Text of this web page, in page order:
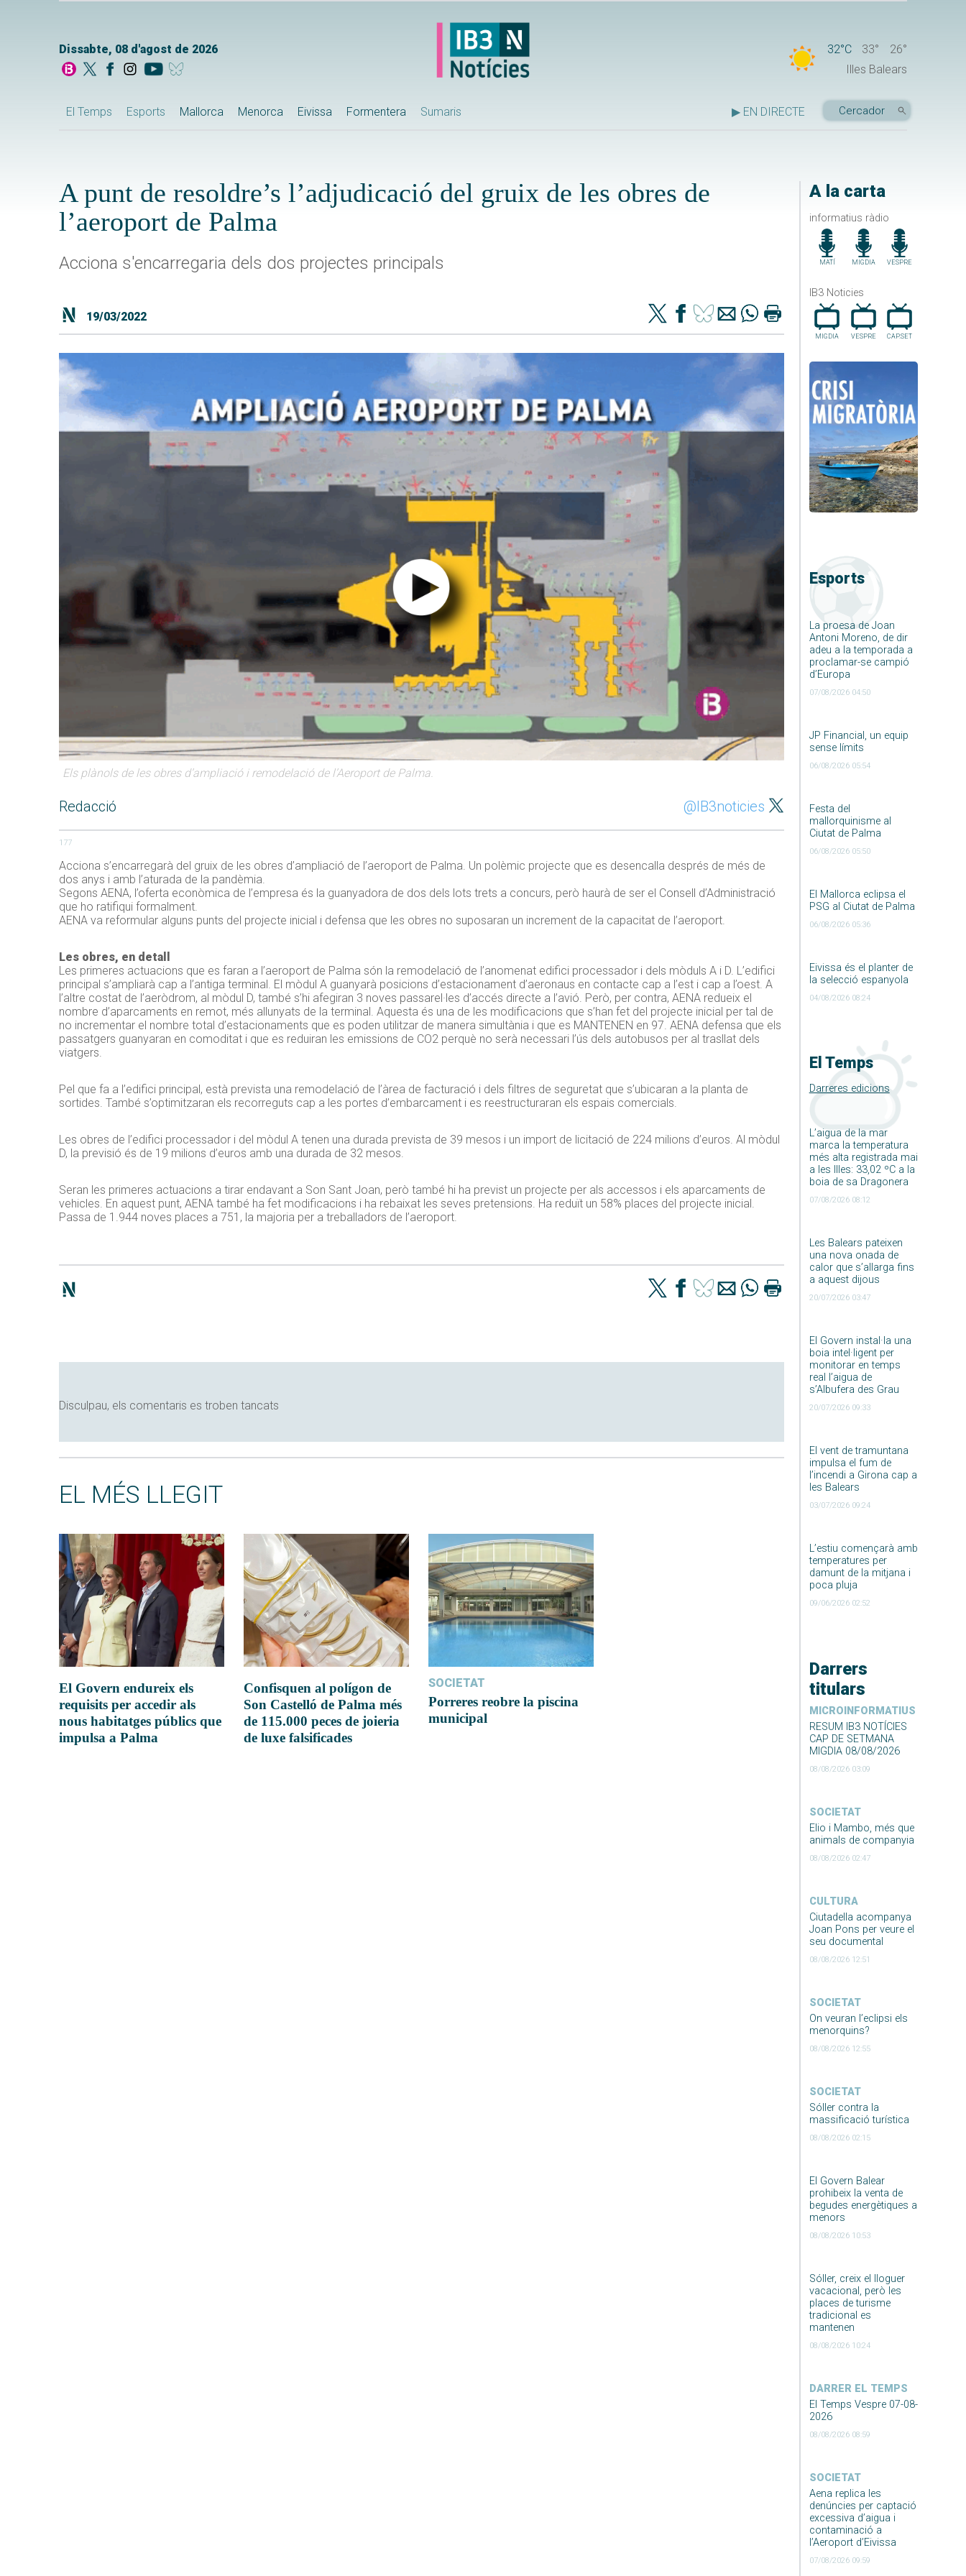
Dissabte, 08 d'agost de 2026 32°C 33°
26°
Illes Balears
El Temps Esports Mallorca Menorca Eivissa Formentera Sumaris ▶ EN DIRECTE
A la carta
informatius ràdio
MATÍ MIGDIA VESPRE
IB3 Noticies
MIGDIA VESPRE CAP.SET
Esports
La proesa de Joan
Antoni Moreno, de dir
adeu a la temporada a
proclamar-se campió
d’Europa
07/08/2026 04:50
JP Financial, un equip
sense límits
06/08/2026 05:54
Festa del
mallorquinisme al
Ciutat de Palma
06/08/2026 05:50
El Mallorca eclipsa el
PSG al Ciutat de Palma
06/08/2026 05:36
Eivissa és el planter de
la selecció espanyola
04/08/2026 08:24
El Temps
Darreres edicions
L’aigua de la mar
marca la temperatura
més alta registrada mai
a les Illes: 33,02 ºC a la
boia de sa Dragonera
07/08/2026 08:12
Les Balears pateixen
una nova onada de
calor que s’allarga fins
a aquest dijous
20/07/2026 03:47
El Govern instal·la una
boia intel·ligent per
monitorar en temps
real l’aigua de
s’Albufera des Grau
20/07/2026 09:33
El vent de tramuntana
impulsa el fum de
l’incendi a Girona cap a
les Balears
03/07/2026 09:24
L’estiu començarà amb
temperatures per
damunt de la mitjana i
poca pluja
09/06/2026 02:52
Darrers
titulars
MICROINFORMATIUS
RESUM IB3 NOTÍCIES
CAP DE SETMANA
MIGDIA 08/08/2026
08/08/2026 03:09
SOCIETAT
Elio i Mambo, més que
animals de companyia
08/08/2026 02:47
CULTURA
Ciutadella acompanya
Joan Pons per veure el
seu documental
08/08/2026 12:51
SOCIETAT
On veuran l’eclipsi els
menorquins?
08/08/2026 12:55
SOCIETAT
Sóller contra la
massificació turística
08/08/2026 02:15
El Govern Balear
prohibeix la venta de
begudes energètiques a
menors
08/08/2026 10:53
Sóller, creix el lloguer
vacacional, però les
places de turisme
tradicional es
mantenen
08/08/2026 10:24
DARRER EL TEMPS
El Temps Vespre 07-08-
2026
08/08/2026 08:59
SOCIETAT
Aena replica les
denúncies per captació
excessiva d’aigua i
contaminació a
l’Aeroport d’Eivissa
07/08/2026 09:59
A punt de resoldre’s l’adjudicació del gruix de les obres de
l’aeroport de Palma
Acciona s'encarregaria dels dos projectes principals
19/03/2022
Els plànols de les obres d’ampliació i remodelació de l’Aeroport de Palma.
Redacció @IB3noticies
177
Acciona s’encarregarà del gruix de les obres d’ampliació de l’aeroport de Palma. Un polèmic projecte que es desencalla després de més de
dos anys i amb l’aturada de la pandèmia.
Segons AENA, l’oferta econòmica de l’empresa és la guanyadora de dos dels lots trets a concurs, però haurà de ser el Consell d’Administració
que ho ratifiqui formalment.
AENA va reformular alguns punts del projecte inicial i defensa que les obres no suposaran un increment de la capacitat de l’aeroport.
Les obres, en detall
Les primeres actuacions que es faran a l’aeroport de Palma són la remodelació de l’anomenat edifici processador i dels mòduls A i D. L’edifici
principal s’ampliarà cap a l’antiga terminal. El mòdul A guanyarà posicions d’estacionament d’aeronaus en contacte cap a l’est i cap a l’oest. A
l’altre costat de l’aeròdrom, al mòdul D, també s’hi afegiran 3 noves passarel·les d’accés directe a l’avió. Però, per contra, AENA redueix el
nombre d’aparcaments en remot, més allunyats de la terminal. Aquesta és una de les modificacions que s’han fet del projecte inicial per tal de
no incrementar el nombre total d’estacionaments que es poden utilitzar de manera simultània i que es MANTENEN en 97. AENA defensa que els
passatgers guanyaran en comoditat i que es reduiran les emissions de CO2 perquè no serà necessari l’ús dels autobusos per al trasllat dels
viatgers.
Pel que fa a l’edifici principal, està prevista una remodelació de l’àrea de facturació i dels filtres de seguretat que s’ubicaran a la planta de
sortides. També s’optimitzaran els recorreguts cap a les portes d’embarcament i es reestructuraran els espais comercials.
Les obres de l’edifici processador i del mòdul A tenen una durada prevista de 39 mesos i un import de licitació de 224 milions d’euros. Al mòdul
D, la previsió és de 19 milions d’euros amb una durada de 32 mesos.
Seran les primeres actuacions a tirar endavant a Son Sant Joan, però també hi ha previst un projecte per als accessos i els aparcaments de
vehicles. En aquest punt, AENA també ha fet modificacions i ha rebaixat les seves pretensions. Ha reduït un 58% places del projecte inicial.
Passa de 1.944 noves places a 751, la majoria per a treballadors de l’aeroport.
Disculpau, els comentaris es troben tancats
EL MÉS LLEGIT
El Govern endureix els
requisits per accedir als
nous habitatges públics que
impulsa a Palma
Confisquen al polígon de
Son Castelló de Palma més
de 115.000 peces de joieria
de luxe falsificades
SOCIETAT
Porreres reobre la piscina
municipal